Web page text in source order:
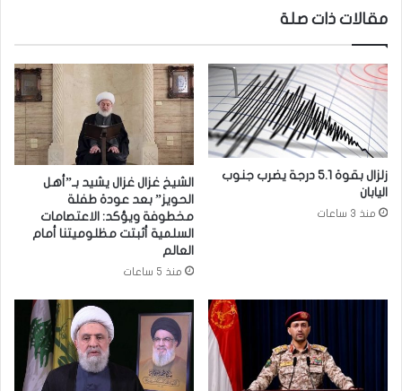
ة
ت
ف
ي
ب
ت
خ
ر
ج
ر
ء
ظ
م
د
و
ة
ح
و
ب
مقالات ذات صلة
زلزال بقوة 5.1 درجة يضرب جنوب
اليابان
منذ 3 ساعات
الشيخ غزال غزال يشيد بـ”أهل
الحويز” بعد عودة طفلة
مخطوفة ويؤكد: الاعتصامات
السلمية أثبتت مظلوميتنا أمام
العالم
منذ 5 ساعات